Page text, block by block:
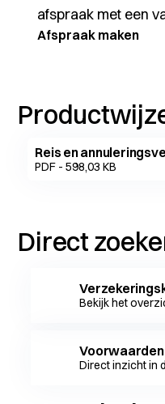
afspraak met een
Afspraak maken
Reis en
PDF - 598,03 KB
Direct
Bekijk het
Direct inzicht in